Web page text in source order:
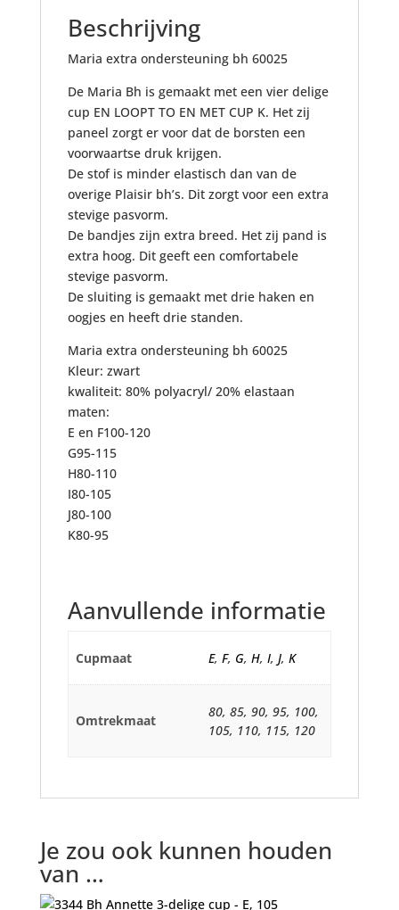
Beschrijving
Maria extra ondersteuning bh 60025
De Maria Bh is gemaakt met een vier delige
cup EN LOOPT TO EN MET CUP K. Het zij
paneel zorgt er voor dat de borsten een
voorwaartse druk krijgen.
De stof is minder elastisch dan van de
overige Plaisir bh’s. Dit zorgt voor een extra
stevige pasvorm.
De bandjes zijn extra breed. Het zij pand is
extra hoog. Dit geeft een comfortabele
stevige pasvorm.
De sluiting is gemaakt met drie haken en
oogjes en heeft drie standen.
Maria extra ondersteuning bh 60025
Kleur: zwart
kwaliteit: 80% polyacryl/ 20% elastaan
maten:
E en F100-120
G95-115
H80-110
I80-105
J80-100
K80-95
Aanvullende informatie
Cupmaat E, F, G, H, I, J, K
Omtrekmaat
80, 85, 90, 95, 100,
105, 110, 115, 120
Je zou ook kunnen houden
van …